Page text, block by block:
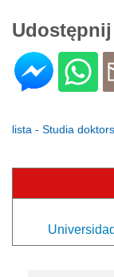
Udostępnij
lista - Studia